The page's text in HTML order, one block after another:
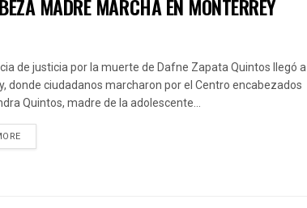
MADRE MARCHA EN MONTERREY
de justicia por la muerte de Dafne Zapata Quintos llegó a
donde ciudadanos marcharon por el Centro encabezados
Quintos, madre de la adolescente...